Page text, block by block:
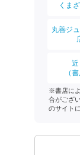
くま
丸善ジ
（
※書店に
合がござ
のサイト